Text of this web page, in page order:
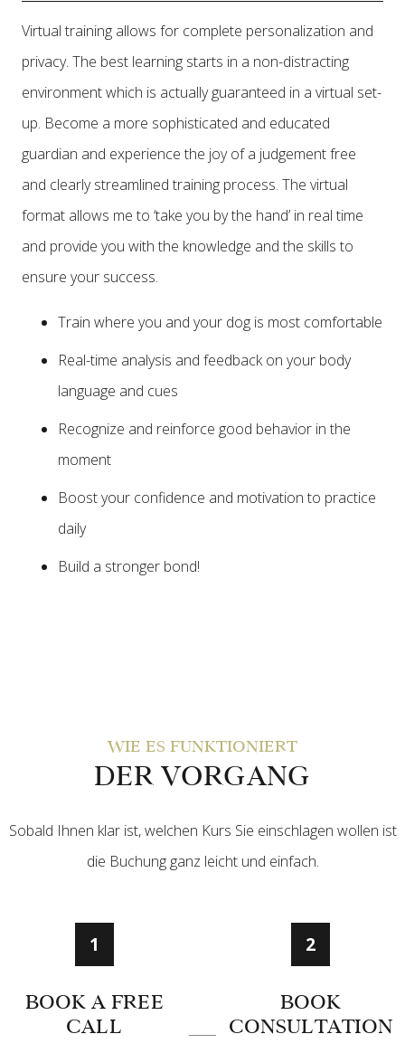
Virtual training allows for complete personalization and
privacy. The best learning starts in a non-distracting
environment which is actually guaranteed in a virtual set-
up. Become a more sophisticated and educated
guardian and experience the joy of a judgement free
and clearly streamlined training process. The virtual
format allows me to ‘take you by the hand’ in real time
and provide you with the knowledge and the skills to
ensure your success.
Train where you and your dog is most comfortable
Real-time analysis and feedback on your body
language and cues
Recognize and reinforce good behavior in the
moment
Boost your confidence and motivation to practice
daily
Build a stronger bond!
WIE ES FUNKTIONIERT
DER VORGANG
Sobald Ihnen klar ist, welchen Kurs Sie einschlagen wollen ist
die Buchung ganz leicht und einfach.
1
BOOK A FREE
CALL
2
BOOK
CONSULTATION